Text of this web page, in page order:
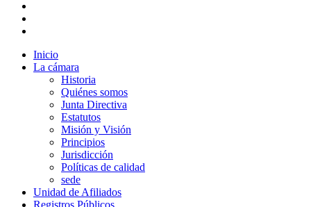
Inicio
La cámara
Historia
Quiénes somos
Junta Directiva
Estatutos
Misión y Visión
Principios
Jurisdicción
Políticas de calidad
sede
Unidad de Afiliados
Registros Públicos